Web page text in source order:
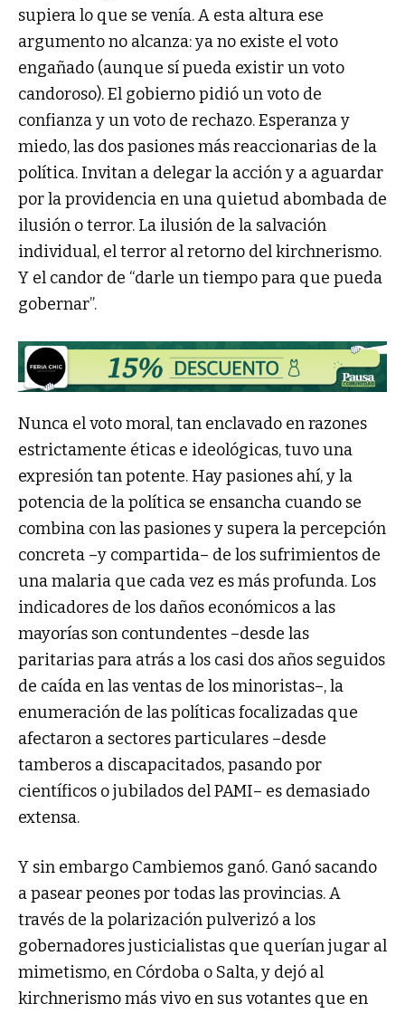
supiera lo que se venía. A esta altura ese
argumento no alcanza: ya no existe el voto
engañado (aunque sí pueda existir un voto
candoroso). El gobierno pidió un voto de
confianza y un voto de rechazo. Esperanza y
miedo, las dos pasiones más reaccionarias de la
política. Invitan a delegar la acción y a aguardar
por la providencia en una quietud abombada de
ilusión o terror. La ilusión de la salvación
individual, el terror al retorno del kirchnerismo.
Y el candor de “darle un tiempo para que pueda
gobernar”.
Nunca el voto moral, tan enclavado en razones
estrictamente éticas e ideológicas, tuvo una
expresión tan potente. Hay pasiones ahí, y la
potencia de la política se ensancha cuando se
combina con las pasiones y supera la percepción
concreta –y compartida– de los sufrimientos de
una malaria que cada vez es más profunda. Los
indicadores de los daños económicos a las
mayorías son contundentes –desde las
paritarias para atrás a los casi dos años seguidos
de caída en las ventas de los minoristas–, la
enumeración de las políticas focalizadas que
afectaron a sectores particulares –desde
tamberos a discapacitados, pasando por
científicos o jubilados del PAMI– es demasiado
extensa.
Y sin embargo Cambiemos ganó. Ganó sacando
a pasear peones por todas las provincias. A
través de la polarización pulverizó a los
gobernadores justicialistas que querían jugar al
mimetismo, en Córdoba o Salta, y dejó al
kirchnerismo más vivo en sus votantes que en